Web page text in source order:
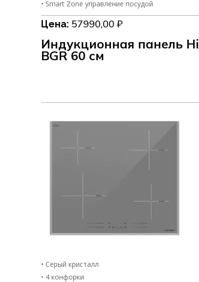
• Smart Zone управление посудой
Цена: 57990,00 ₽
Индукционная панель
BGR 60 см
• Серый кристалл
• 4 конфорки